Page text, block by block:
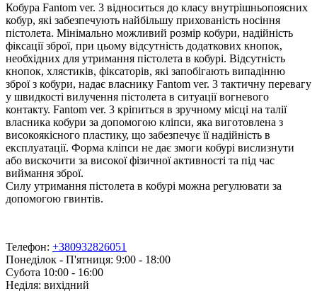
Кобура Fantom ver. 3 відноситься до класу внутрішньопоясних
кобур, які забезпечують найбільшу прихованість носіння
пістолета. Мінімально можливий розмір кобури, надійність
фіксації зброї, при цьому відсутність додаткових кнопок,
необхідних для утримання пістолета в кобурі. Відсутність
кнопок, хлястиків, фіксаторів, які запобігають випадінню
зброї з кобури, надає власнику Fantom ver. 3 тактичну перевагу
у швидкості вилучення пістолета в ситуації вогневого
контакту. Fantom ver. 3 кріпиться в зручному місці на талії
власника кобури за допомогою кліпси, яка виготовлена з
високоякісного пластику, що забезпечує її надійність в
експлуатації. Форма кліпси не дає змоги кобурі вислизнути
або вискочити за високої фізичної активності та під час
виймання зброї.
Силу утримання пістолета в кобурі можна регулювати за
допомогою гвинтів.
Телефон: +380932826051
Понеділок - П'ятниця: 9:00 - 18:00
Субота 10:00 - 16:00
Неділя: вихідний